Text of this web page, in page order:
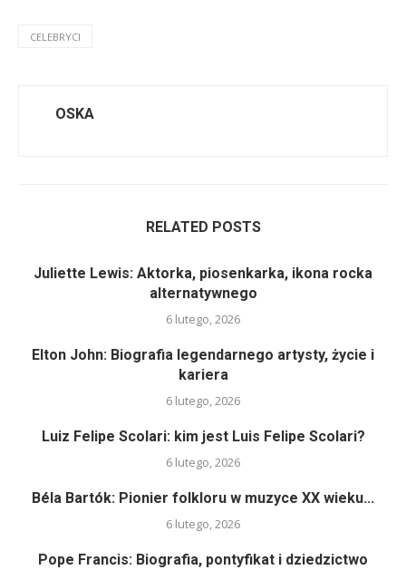
CELEBRYCI
OSKA
RELATED POSTS
Juliette Lewis: Aktorka, piosenkarka, ikona rocka
alternatywnego
6 lutego, 2026
Elton John: Biografia legendarnego artysty, życie i
kariera
6 lutego, 2026
Luiz Felipe Scolari: kim jest Luis Felipe Scolari?
6 lutego, 2026
Béla Bartók: Pionier folkloru w muzyce XX wieku...
6 lutego, 2026
Pope Francis: Biografia, pontyfikat i dziedzictwo